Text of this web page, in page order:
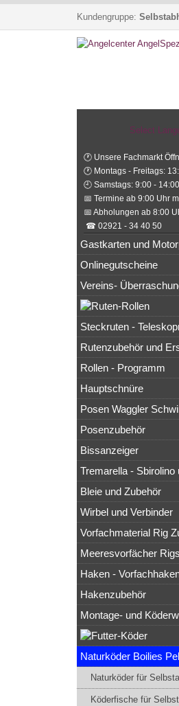
Kundengruppe:
Select
🕐 Unsere Fachmarkt
🕐 Montags - Freitags:
🕘 Samstags: 9:00 -
📅 Termine ab 9:00 Uhr
📅 Abholungen ab 8:00
☎ 02921 - 34 40 50
Gastkarten und
Onlinegutscheine
Vereins-
Steckruten -
Rutenzubehör und
Rollen - Programm
Hauptschnüre
Posen Waggler
Posenzubehör
Bissanzeiger
Tremarella - Sbirolino
Bleie und Zubehör
Wirbel und Verbinder
Vorfachmaterial Rig
Meeresvorfächer
Haken -
Hakenzubehör
Montage- und
Naturköder Boilies
Naturköder für
Köderfische für